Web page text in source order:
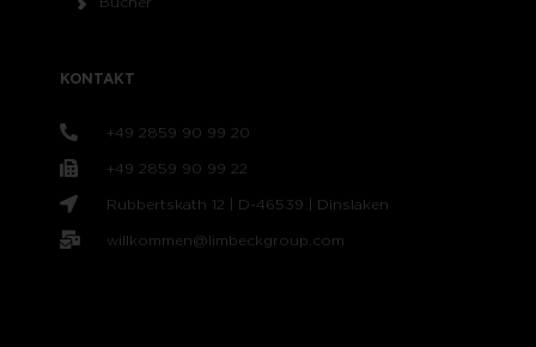
KONTAKT
+49 2859 90 99 20
+49 2859 90 99 22
Rubbertskath 12 | D-46539 | Dinslaken
willkommen@limbeckgroup.com